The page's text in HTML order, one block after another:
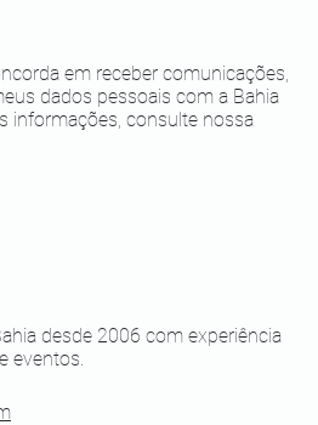
desde 2006 com experiência
eventos.
em receber comunicações,
dados pessoais com a Bahia
informações, consulte nossa